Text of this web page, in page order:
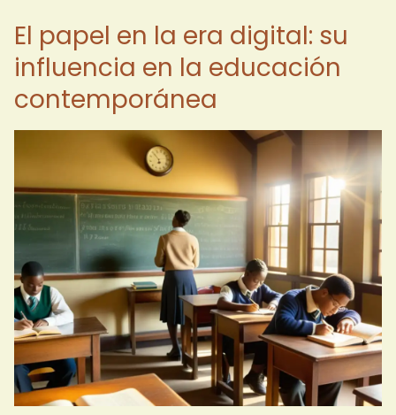
El papel en la era digital: su
influencia en la educación
contemporánea